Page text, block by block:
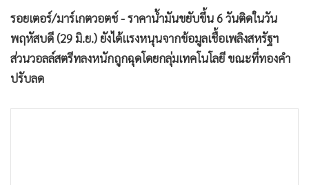
• กีฬา
• ต่างประเทศ
• Special Scoop
• เศรษฐกิจ-ธุรกิจ
รอยเตอร์/มาร์เกตวอตช์ - ราคาน้ำมันขยับขึ้น 6 วันติดในวัน
พฤหัสบดี (29 มิ.ย.) ยังได้แรงหนุนจากข้อมูลเชื้อเพลิงสหรัฐฯ
ส่วนวอลล์สตรีทลงหนักถูกฉุดโดยกลุ่มเทคโนโลยี ขณะที่ทองคำ
ปรับลด